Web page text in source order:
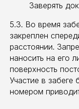
Заверять
5.3. Во время
закреплен
расстоянии.
наносить на его
поверхность
Участие в
номером